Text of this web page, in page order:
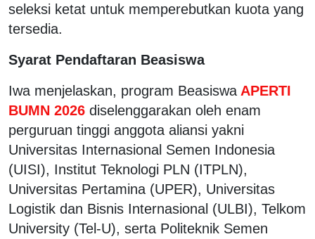
seleksi ketat untuk memperebutkan kuota yang
tersedia.
Syarat Pendaftaran Beasiswa
Iwa menjelaskan, program Beasiswa APERTI
BUMN 2026 diselenggarakan oleh enam
perguruan tinggi anggota aliansi yakni
Universitas Internasional Semen Indonesia
(UISI), Institut Teknologi PLN (ITPLN),
Universitas Pertamina (UPER), Universitas
Logistik dan Bisnis Internasional (ULBI), Telkom
University (Tel-U), serta Politeknik Semen